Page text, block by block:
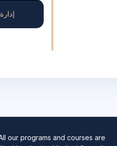
our programs and courses are